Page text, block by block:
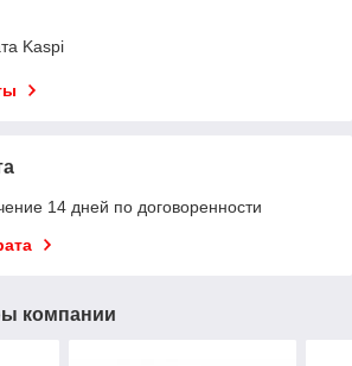
Kaspi
14 дней по договоренности
компании